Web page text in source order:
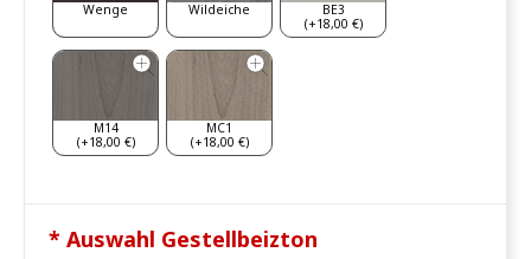
Wenge Wildeiche
BE3
(+18,00 €)
M14
(+18,00 €)
MC1
(+18,00 €)
* Auswahl Gestellbeizton